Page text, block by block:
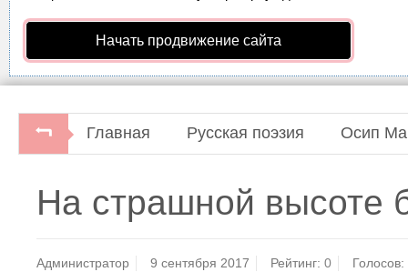
Начать продвижение сайта
Главная Русская поэзия Осип
Книжная палата 1993.
На страшной высоте
Администратор 9 сентября 2017 Рейтинг:0 Голосов: